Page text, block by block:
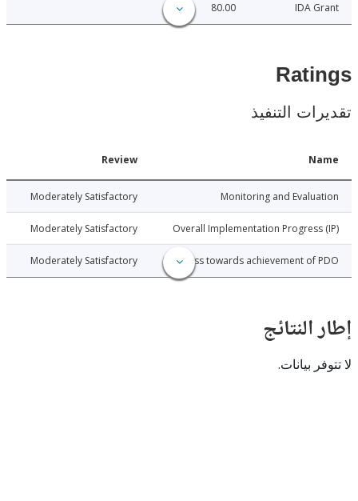
IDA
التنفيذ
Monitoring and
Moderately Satisfactory
04-03
Overall Implementation
Moderately Satisfactory
04-03
Progress towards achievement of
Moderately Satisfactory
04-03
بيانات.